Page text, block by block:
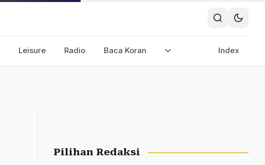
Leisure Radio Baca Koran Index
Pilihan Redaksi